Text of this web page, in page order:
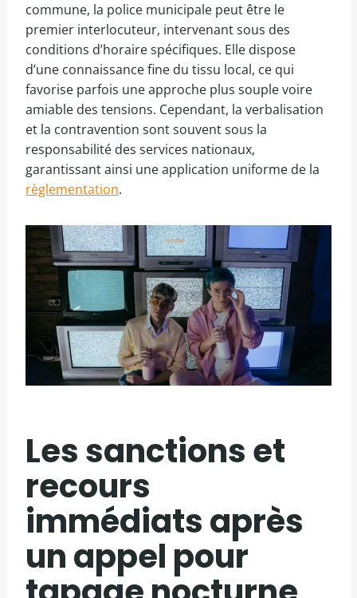
commune, la police municipale peut être le
premier interlocuteur, intervenant sous des
conditions d’horaire spécifiques. Elle dispose
d’une connaissance fine du tissu local, ce qui
favorise parfois une approche plus souple voire
amiable des tensions. Cependant, la verbalisation
et la contravention sont souvent sous la
responsabilité des services nationaux,
garantissant ainsi une application uniforme de la
règlementation.
Les sanctions et
recours
immédiats après
un appel pour